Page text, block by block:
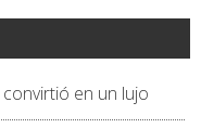
en un lujo